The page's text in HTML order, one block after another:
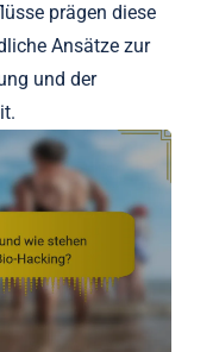
prägen diese
Ansätze zur
und der